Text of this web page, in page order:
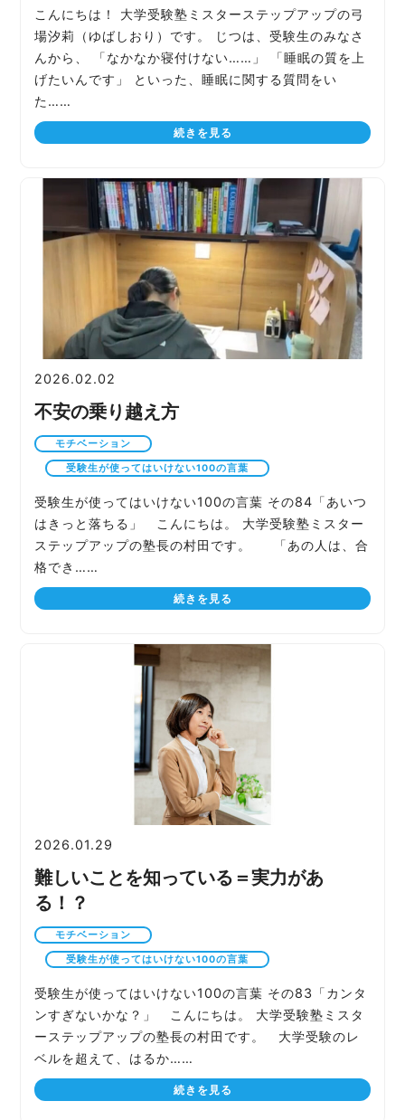
こんにちは！ 大学受験塾ミスターステップアップの弓
場汐莉（ゆばしおり）です。 じつは、受験生のみなさ
んから、 「なかなか寝付けない……」 「睡眠の質を上
げたいんです」 といった、睡眠に関する質問をい
た……
続きを見る
2026.02.02
不安の乗り越え方
モチベーション
受験生が使ってはいけない100の言葉
受験生が使ってはいけない100の言葉 その84「あいつ
はきっと落ちる」 こんにちは。 大学受験塾ミスター
ステップアップの塾長の村田です。 「あの人は、合
格でき……
続きを見る
2026.01.29
難しいことを知っている＝実力があ
る！？
モチベーション
受験生が使ってはいけない100の言葉
受験生が使ってはいけない100の言葉 その83「カンタ
ンすぎないかな？」 こんにちは。 大学受験塾ミスタ
ーステップアップの塾長の村田です。 大学受験のレ
ベルを超えて、はるか……
続きを見る